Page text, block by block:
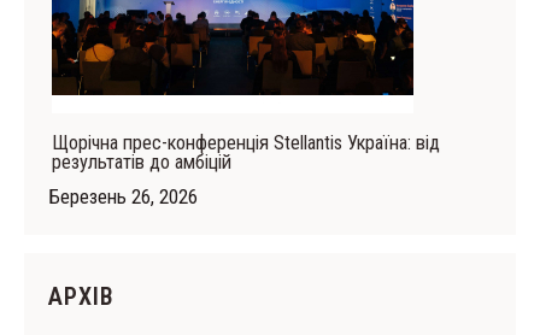
Щорічна прес-конференція Stellantis Україна: від
результатів до амбіцій
Березень 26, 2026
АРХІВ